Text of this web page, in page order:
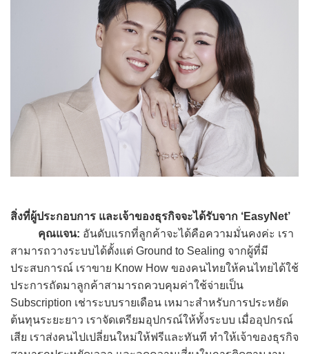
สิ่งที่ผู้ประกอบการ และเจ้าของธุรกิจจะได้รับจาก ‘EasyNet’
คุณแจน: อันดับแรกที่ลูกค้าจะได้คือความมั่นคงค่ะ เรา
สามารถวางระบบได้ตั้งแต่ Ground to Sealing จากผู้ที่มี
ประสบการณ์ เราขาย Know How ของคนไทยให้คนไทยได้ใช้
ประการถัดมาลูกค้าสามารถควบคุมค่าใช้จ่ายเป็น
Subscription เช่าระบบรายเดือน เหมาะสำหรับการประหยัด
ต้นทุนระยะยาว เราจัดเตรียมอุปกรณ์ให้ทั้งระบบ เมื่ออุปกรณ์
เสีย เราส่งคนไปเปลี่ยนใหม่ให้ฟรีและทันที ทำให้เจ้าของธุรกิจ